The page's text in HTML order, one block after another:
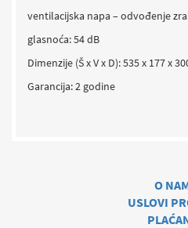
ventilacijska napa – odvođenje
glasnoća: 54 dB
Dimenzije (Š x V x D): 535 x 177 x
Garancija: 2 godine
O
USLOVI